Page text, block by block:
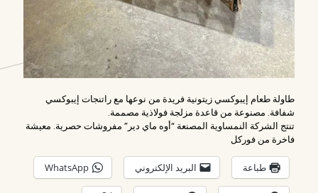
طاولة طعام إيبوكسي زيتونية فريدة من نوعها مع راتنجات إيبوكسي
شفافة. مصنوعة من قاعدة مزلجة فولاذية مصممة.
تنتج الشركة النمساوية المصنعة “أوه ماي دير” مفروشات حصرية. معيشة
فاخرة من فوركل
طباعة البريد الإلكتروني WhatsApp